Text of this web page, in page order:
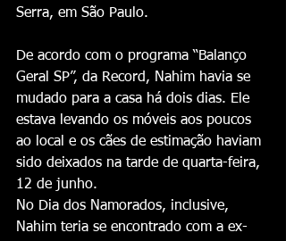
Serra, em São Paulo.
De acordo com o programa “Balanço
Geral SP”, da Record, Nahim havia se
mudado para a casa há dois dias. Ele
estava levando os móveis aos poucos
ao local e os cães de estimação haviam
sido deixados na tarde de quarta-feira,
12 de junho.
No Dia dos Namorados, inclusive,
Nahim teria se encontrado com a ex-